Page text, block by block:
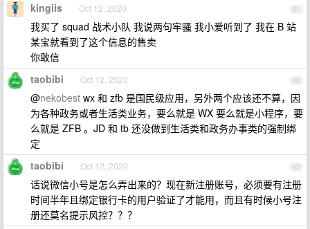
61
kingiis Oct 12, 2020
我买了 squad 战术小队 我说两句牢骚 我小爱听到了 我在 B 站
某宝就看到了这个信息的售卖
你敢信
62
taobibi Oct 12, 2020
@nekobest wx 和 zfb 是国民级应用，另外两个应该还不算，因
为各种政务或者生活类业务，要么就是 WX 要么就是小程序，要
么就是 ZFB 。JD 和 tb 还没做到生活类和政务办事类的强制绑
定
63
taobibi Oct 12, 2020
话说微信小号是怎么弄出来的？现在新注册账号，必须要有注册
时间半年且绑定银行卡的用户验证了才能用，而且有时候小号注
册还莫名提示风控？？？